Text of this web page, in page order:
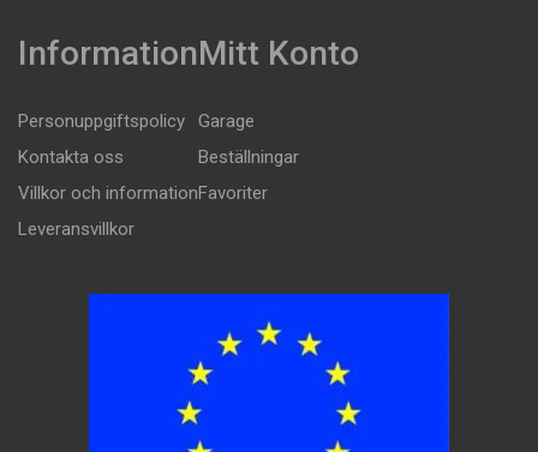
Information
Personuppgiftspolicy
Kontakta oss
Villkor och information
Leveransvillkor
Mitt Konto
Garage
Beställningar
Favoriter